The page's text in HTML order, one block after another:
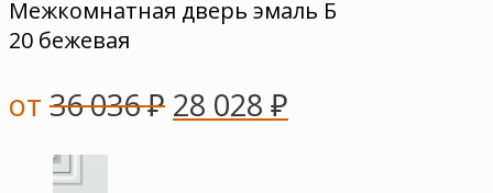
Межкомнатная дверь эмаль Б
20 бежевая
от 36 036₽ 28 028 ₽